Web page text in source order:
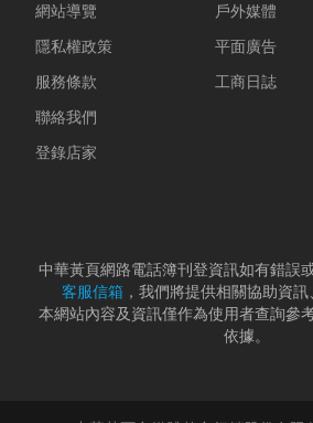
網站導覽
隱私權政策
服務條款
聯絡我們
登錄店家
戶外媒體
平面廣告
工商日誌
中華黃頁網路電話簿刊登資訊如有錯誤
客服信箱 ，我們將提供相關協助資訊
本網站內容及資訊僅作為使用者查詢參
依據。